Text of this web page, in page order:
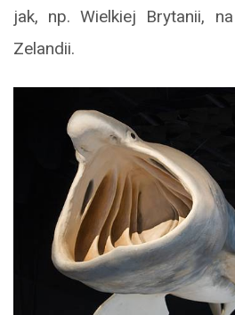
jak, np. Wielkiej Brytanii,
Zelandii.